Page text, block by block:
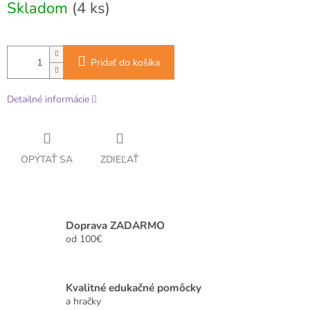
cena:
Skladom (4 ks)
Pridať do košíka
Detailné informácie
OPÝTAŤ SA ZDIEĽAŤ
Doprava ZADARMO
od 100€
Kvalitné edukačné pomôcky
a hračky